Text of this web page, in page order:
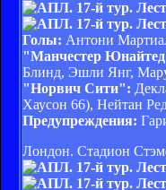
Голы: Антони
"Манчестер
Блинд, Эшли Янг,
"Норвич Сити":
Хаусон 66), Нейтан
Предупреждения:
Лондон. Стадион